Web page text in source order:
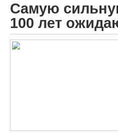
Самую
100 лет